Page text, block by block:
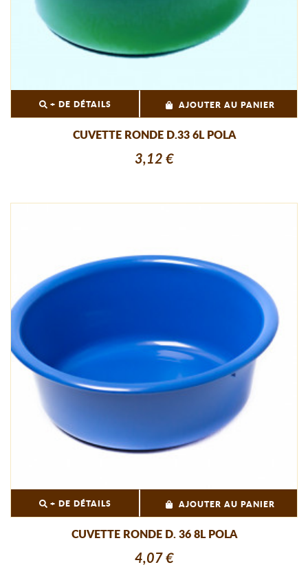
+ DE DÉTAILS AJOUTER AU PANIER
CUVETTE RONDE D.33 6L POLA
3,12 €
+ DE DÉTAILS AJOUTER AU PANIER
CUVETTE RONDE D. 36 8L POLA
4,07 €